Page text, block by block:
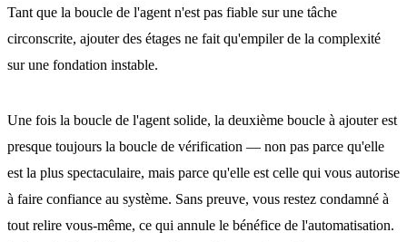
Tant que la boucle de l'agent n'est pas fiable sur une tâche
circonscrite, ajouter des étages ne fait qu'empiler de la complexité
sur une fondation instable.
Une fois la boucle de l'agent solide, la deuxième boucle à ajouter est
presque toujours la boucle de vérification — non pas parce qu'elle
est la plus spectaculaire, mais parce qu'elle est celle qui vous autorise
à faire confiance au système. Sans preuve, vous restez condamné à
tout relire vous-même, ce qui annule le bénéfice de l'automatisation.